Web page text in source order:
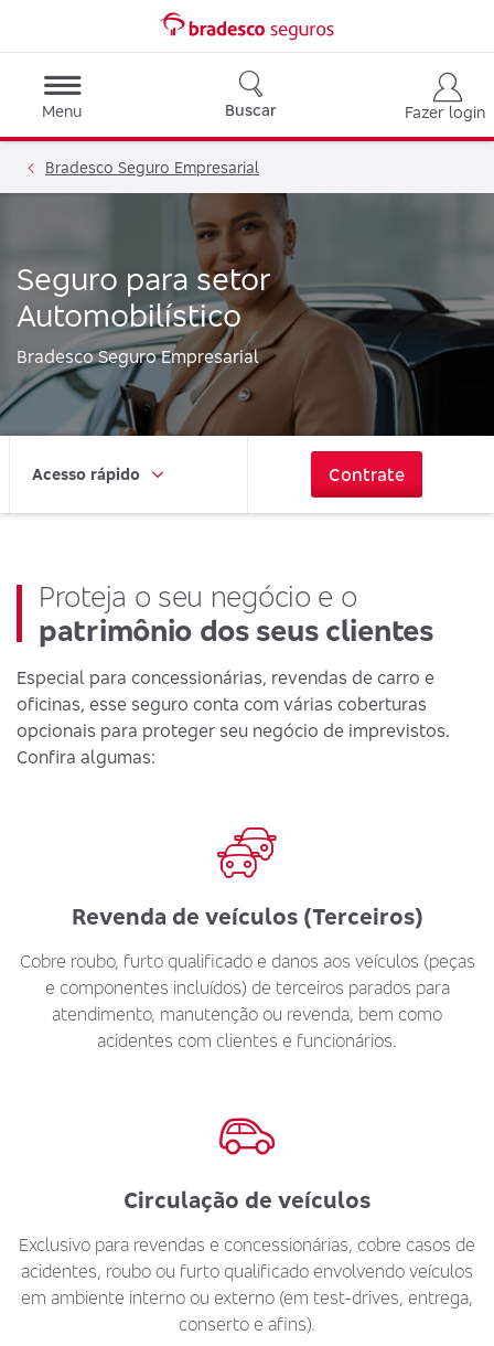
Menu Buscar Fazer login
Bradesco Seguro Empresarial
Seguro para setor
Automobilístico
Bradesco Seguro Empresarial
Acesso rápido Contrate
Proteja o seu negócio e o
patrimônio dos seus clientes
Especial para concessionárias, revendas de carro e
oficinas, esse seguro conta com várias coberturas
opcionais para proteger seu negócio de imprevistos.
Confira algumas:
Revenda de veículos (Terceiros)
Cobre roubo, furto qualificado e danos aos veículos (peças
e componentes incluídos) de terceiros parados para
atendimento, manutenção ou revenda, bem como
acidentes com clientes e funcionários.
Circulação de veículos
Exclusivo para revendas e concessionárias, cobre casos de
acidentes, roubo ou furto qualificado envolvendo veículos
em ambiente interno ou externo (em test-drives, entrega,
conserto e afins).